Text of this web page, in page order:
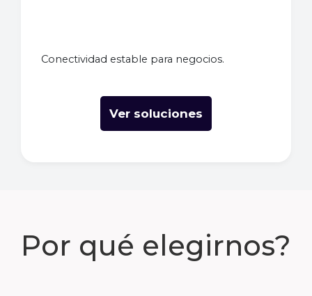
Conectividad estable para negocios.
Ver soluciones
Por qué elegirnos?